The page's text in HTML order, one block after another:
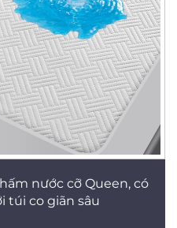
nước cỡ Queen, có
túi co giãn sâu